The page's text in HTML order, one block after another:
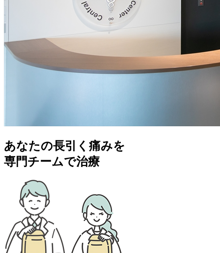
あなたの長引く痛みを
専門チームで治療